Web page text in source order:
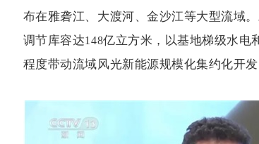
布在雅砻江、大渡河、金沙江等大型流域
调节库容达148亿立方米，以基地梯级水电
程度带动流域风光新能源规模化集约化开发